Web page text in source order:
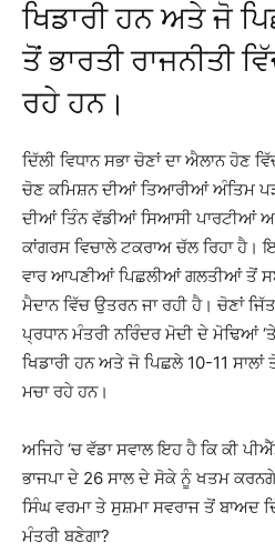
ਖਿਡਾਰੀ ਹਨ ਅਤੇ ਜੋ
ਤੋਂ ਭਾਰਤੀ ਰਾਜਨੀਤੀ
ਰਹੇ ਹਨ।
ਦਿੱਲੀ ਵਿਧਾਨ ਸਭਾ ਚੋਣਾਂ ਦਾ ਐਲਾਨ ਹੋਣ
ਚੋਣ ਕਮਿਸ਼ਨ ਦੀਆਂ ਤਿਆਰੀਆਂ ਅੰਤਿਮ
ਦੀਆਂ ਤਿੰਨ ਵੱਡੀਆਂ ਸਿਆਸੀ ਪਾਰਟੀਆਂ
ਕਾਂਗਰਸ ਵਿਚਾਲੇ ਟਕਰਾਅ ਚੱਲ ਰਿਹਾ ਹੈ।
ਵਾਰ ਆਪਣੀਆਂ ਪਿਛਲੀਆਂ ਗਲਤੀਆਂ ਤੋਂ
ਮੈਦਾਨ ਵਿੱਚ ਉਤਰਨ ਜਾ ਰਹੀ ਹੈ। ਚੋਣਾਂ
ਪ੍ਰਧਾਨ ਮੰਤਰੀ ਨਰਿੰਦਰ ਮੋਦੀ ਦੇ ਮੋਢਿਆਂ
ਖਿਡਾਰੀ ਹਨ ਅਤੇ ਜੋ ਪਿਛਲੇ 10-11 ਸਾਲਾਂ
ਮਚਾ ਰਹੇ ਹਨ।
ਅਜਿਹੇ ‘ਚ ਵੱਡਾ ਸਵਾਲ ਇਹ ਹੈ ਕਿ ਕੀ
ਭਾਜਪਾ ਦੇ 26 ਸਾਲ ਦੇ ਸੋਕੇ ਨੂੰ ਖਤਮ
ਸਿੰਘ ਵਰਮਾ ਤੇ ਸੁਸ਼ਮਾ ਸਵਰਾਜ ਤੋਂ ਬਾਅਦ
ਮੰਤਰੀ ਬਣੇਗਾ?